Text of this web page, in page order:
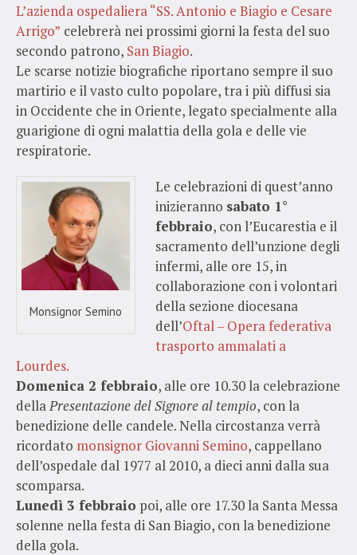
L’azienda ospedaliera “SS. Antonio e Biagio e Cesare
Arrigo” celebrerà nei prossimi giorni la festa del suo
secondo patrono, San Biagio.
Le scarse notizie biografiche riportano sempre il suo
martirio e il vasto culto popolare, tra i più diffusi sia
in Occidente che in Oriente, legato specialmente alla
guarigione di ogni malattia della gola e delle vie
respiratorie.
Monsignor Semino
Le celebrazioni di quest’anno
inizieranno sabato 1°
febbraio, con l’Eucarestia e il
sacramento dell’unzione degli
infermi, alle ore 15, in
collaborazione con i volontari
della sezione diocesana
dell’Oftal – Opera federativa
trasporto ammalati a
Lourdes.
Domenica 2 febbraio, alle ore 10.30 la celebrazione
della Presentazione del Signore al tempio, con la
benedizione delle candele. Nella circostanza verrà
ricordato monsignor Giovanni Semino, cappellano
dell’ospedale dal 1977 al 2010, a dieci anni dalla sua
scomparsa.
Lunedì 3 febbraio poi, alle ore 17.30 la Santa Messa
solenne nella festa di San Biagio, con la benedizione
della gola.